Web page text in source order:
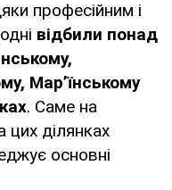
професійним і
відбили понад
Мар’їнському
. Саме на
цих ділянках
основні